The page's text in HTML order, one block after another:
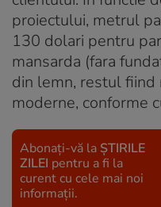
proiectului, metrul
130 dolari pentru
mansarda (fara
din lemn, restul
moderne, conforme
Abonați-vă la ȘTIRILE
ZILEI pentru a fi la
curent cu cele mai noi
informații.